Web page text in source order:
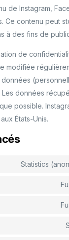
de Instagram,
Ce contenu peut
à des fins de
de
modifiée
Les données
possible.
États-Unis.
Statistics